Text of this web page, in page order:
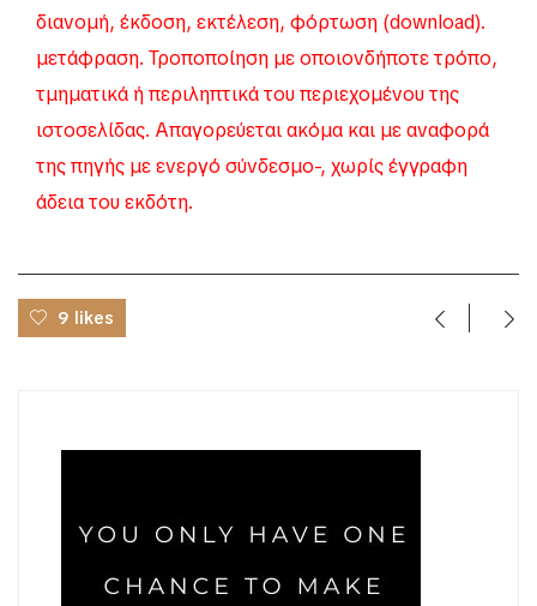
διανομή, έκδοση, εκτέλεση, φόρτωση (download).
μετάφραση. Τροποποίηση με οποιονδήποτε τρόπο,
τμηματικά ή περιληπτικά του περιεχομένου της
ιστοσελίδας. Απαγορεύεται ακόμα και με αναφορά
της πηγής με ενεργό σύνδεσμο-, χωρίς έγγραφη
άδεια του εκδότη.
9 likes